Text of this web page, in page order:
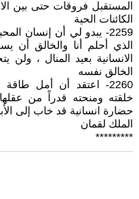
المستقبل فروقات حتى بين
الكائنات الحية
2259- يبدو لي أن إنسان
الذي أحلم أنا والخالق أن
الانسانية بعيد المنال ،
الخالق نفسه
2260- اعتقد أن أمل
خلقته ومنحته قدراً من
حضارة انسانية قد خاب إلى
الملك لقمان
*********